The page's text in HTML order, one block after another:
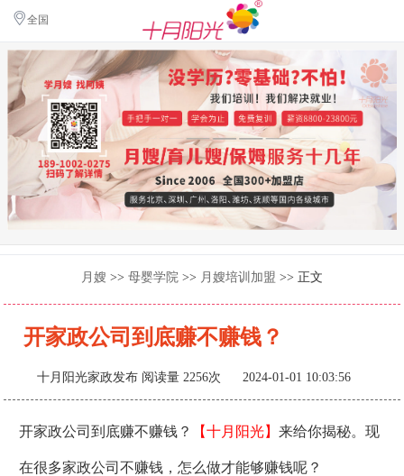
全国
月嫂 >> 母婴学院 >> 月嫂培训加盟 >> 正文
开家政公司到底赚不赚钱？
十月阳光家政发布 阅读量 2256次 2024-01-01 10:03:56
开家政公司到底赚不赚钱？ 【十月阳光】来给你揭秘。现
在很多家政公司不赚钱，怎么做才能够赚钱呢？